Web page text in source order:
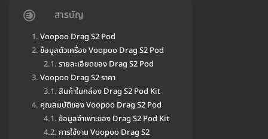
สารบัญ
Voopoo Drag S2 Pod
ข้อมูลตัวเครื่อง Voopoo Drag S2 Pod
รายละเอียดของ Drag S2 Pod
Voopoo Drag S2 ราคา
สินค้าในกล่อง Drag S2 Pod Kit
คุณสมบัติของ Voopoo Drag S2 Pod
ข้อมูลจำเพาะของ Drag S2 Pod Kit
การใช้งาน Voopoo Drag S2